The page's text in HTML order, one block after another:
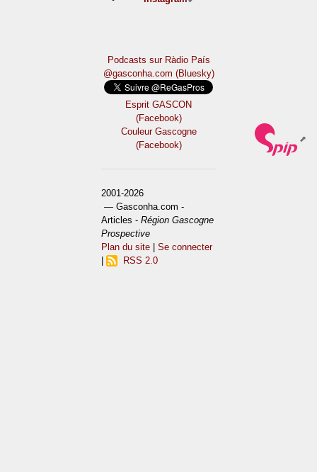
Podcasts sur Ràdio País
@gasconha.com (Bluesky)
Esprit GASCON
(Facebook)
Couleur Gascogne
(Facebook)
2001-2026
— Gasconha.com -
Articles -Région Gascogne
Prospective
Plan du site |Se connecter
RSS 2.0